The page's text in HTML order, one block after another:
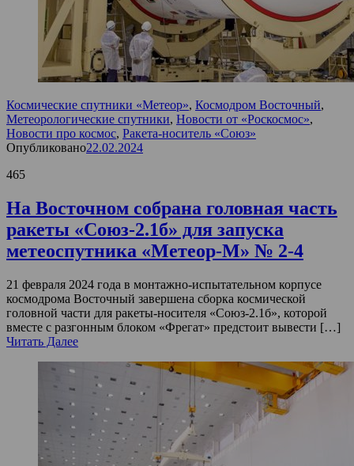
Космические спутники «Метеор», Космодром Восточный,
Метеорологические спутники, Новости от «Роскосмос»,
Новости про космос, Ракета-носитель «Союз»
Опубликовано22.02.2024
465
На Восточном собрана головная часть
ракеты «Союз-2.1б» для запуска
метеоспутника «Метеор-М» № 2-4
21 февраля 2024 года в монтажно-испытательном корпусе
космодрома Восточный завершена сборка космической
головной части для ракеты-носителя «Союз-2.1б», которой
вместе с разгонным блоком «Фрегат» предстоит вывести […]
Читать Далее